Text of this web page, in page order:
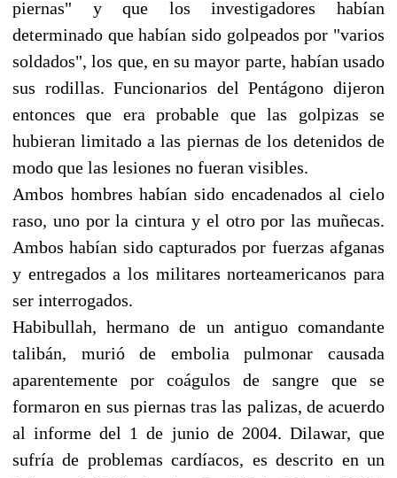
piernas" y que los investigadores habían
determinado que habían sido golpeados por "varios
soldados", los que, en su mayor parte, habían usado
sus rodillas. Funcionarios del Pentágono dijeron
entonces que era probable que las golpizas se
hubieran limitado a las piernas de los detenidos de
modo que las lesiones no fueran visibles.
Ambos hombres habían sido encadenados al cielo
raso, uno por la cintura y el otro por las muñecas.
Ambos habían sido capturados por fuerzas afganas
y entregados a los militares norteamericanos para
ser interrogados.
Habibullah, hermano de un antiguo comandante
talibán, murió de embolia pulmonar causada
aparentemente por coágulos de sangre que se
formaron en sus piernas tras las palizas, de acuerdo
al informe del 1 de junio de 2004. Dilawar, que
sufría de problemas cardíacos, es descrito en un